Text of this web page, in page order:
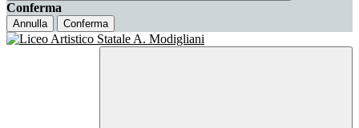
Conferma
Annulla Conferma